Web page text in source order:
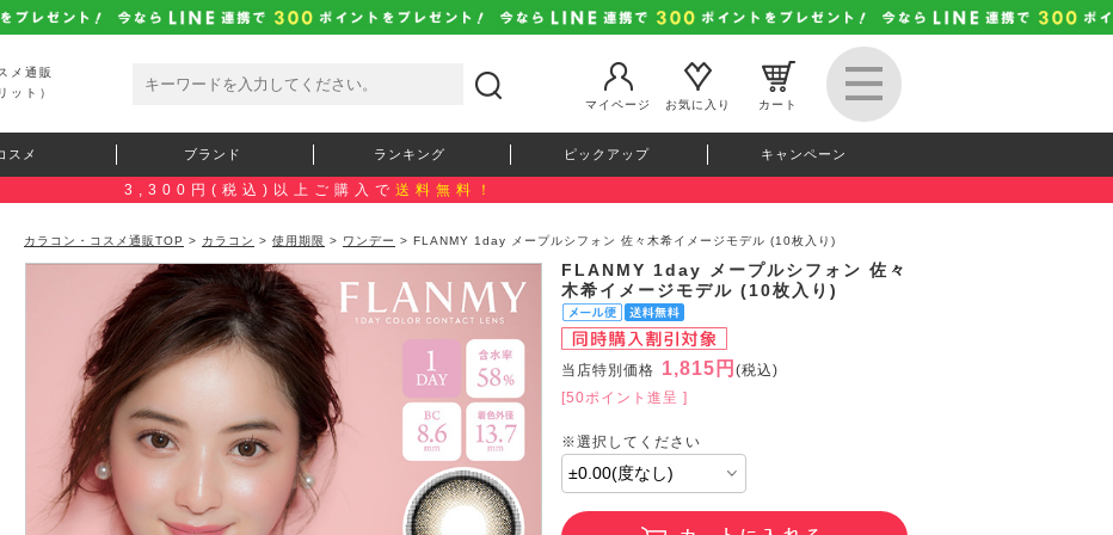
メ通販
ット）
マイページ
お気に入り カート
スメ ブランド ランキング ピックアップ キャンペーン
3,300円(税込)以上ご購入で 送料無料！
カラコン・コスメ通販TOP > カラコン > 使用期限 > ワンデー > FLANMY 1day メープルシフォン 佐々木希イメージモデル (10枚入り)
FLANMY 1day メープルシフォン 佐々
木希イメージモデル (10枚入り)
当店特別価格 1,815円 (税込)
[50ポイント進呈 ]